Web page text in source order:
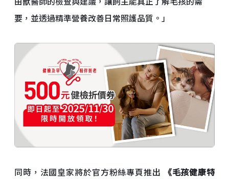
要，並透過精準營養改善日常照護品質。」
同時，法國皇家將於官方粉絲專頁推出
《毛孩健康特